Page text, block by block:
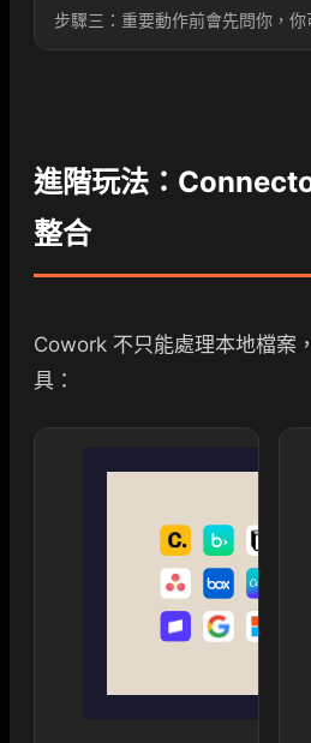
步驟三：重要動作前會先問你，
進階玩法：
整合
Cowork 不只能處理本地檔案
具：